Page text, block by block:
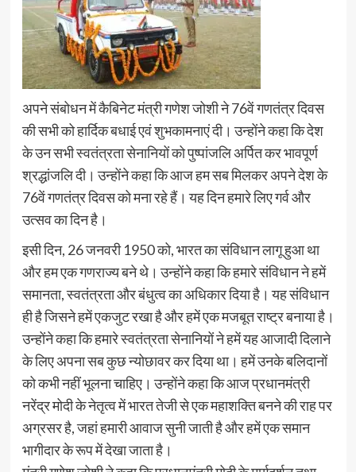
अपने संबोधन में कैबिनेट मंत्री गणेश जोशी ने 76वें गणतंत्र दिवस
की सभी को हार्दिक बधाई एवं शुभकामनाएं दी। उन्होंने कहा कि देश
के उन सभी स्वतंत्रता सेनानियों को पुष्पांजलि अर्पित कर भावपूर्ण
श्रद्धांजलि दी। उन्होंने कहा कि आज हम सब मिलकर अपने देश के
76वें गणतंत्र दिवस को मना रहे हैं। यह दिन हमारे लिए गर्व और
उत्सव का दिन है।
इसी दिन, 26 जनवरी 1950 को, भारत का संविधान लागू हुआ था
और हम एक गणराज्य बने थे। उन्होंने कहा कि हमारे संविधान ने हमें
समानता, स्वतंत्रता और बंधुत्व का अधिकार दिया है। यह संविधान
ही है जिसने हमें एकजुट रखा है और हमें एक मजबूत राष्ट्र बनाया है।
उन्होंने कहा कि हमारे स्वतंत्रता सेनानियों ने हमें यह आजादी दिलाने
के लिए अपना सब कुछ न्योछावर कर दिया था। हमें उनके बलिदानों
को कभी नहीं भूलना चाहिए। उन्होंने कहा कि आज प्रधानमंत्री
नरेंद्र मोदी के नेतृत्व में भारत तेजी से एक महाशक्ति बनने की राह पर
अग्रसर है, जहां हमारी आवाज सुनी जाती है और हमें एक समान
भागीदार के रूप में देखा जाता है।